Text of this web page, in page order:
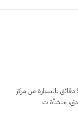
إن موقع فندق الدار البيضاء جراند في جدة يضعك على بُعد 5 دقائق بالسيارة من مركز